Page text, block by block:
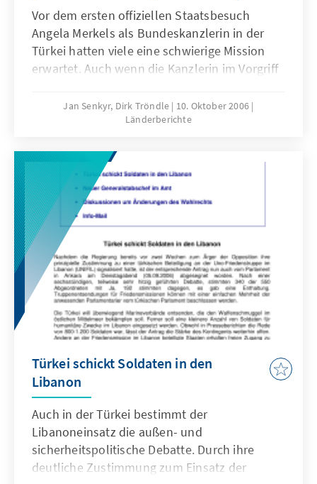
Vor dem ersten offiziellen Staatsbesuch
Angela Merkels als Bundeskanzlerin in der
Türkei hatten viele eine schwierige Mission
erwartet. Auch wenn die Kanzlerin im Vorgriff
Ratspräsidentschaft zum 1. Jahrestag des
Beginns der EU-Beitrittsverhandlungen mit
deutliche Forderungen an die Türkei stellte,
verliefen die beiden Tage in Ankara und
Istanbul ohne negative Zwischentöne.
Jan Senkyr, Dirk Tröndle
10. Oktober 2006
Länderberichte
Türkei schickt Soldaten in den
Libanon
Auch in der Türkei bestimmt der
Libanoneinsatz die außen- und
sicherheitspolitische Debatte. Durch ihre
deutliche Zustimmung zum Einsatz der